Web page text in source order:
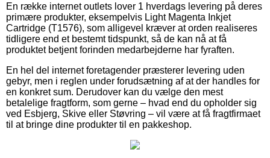
En række internet outlets lover 1 hverdags levering på deres
primære produkter, eksempelvis Light Magenta Inkjet
Cartridge (T1576), som alligevel kræver at orden realiseres
tidligere end et bestemt tidspunkt, så de kan nå at få
produktet betjent forinden medarbejderne har fyraften.
En hel del internet foretagender præsterer levering uden
gebyr, men i reglen under forudsætning af at der handles for
en konkret sum. Derudover kan du vælge den mest
betalelige fragtform, som gerne – hvad end du opholder sig
ved Esbjerg, Skive eller Støvring – vil være at få fragtfirmaet
til at bringe dine produkter til en pakkeshop.